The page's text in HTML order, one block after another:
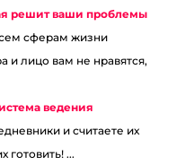
решит ваши проблемы
сферам жизни
и лицо вам не нравятся,
ведения
и считаете их
готовить! ...